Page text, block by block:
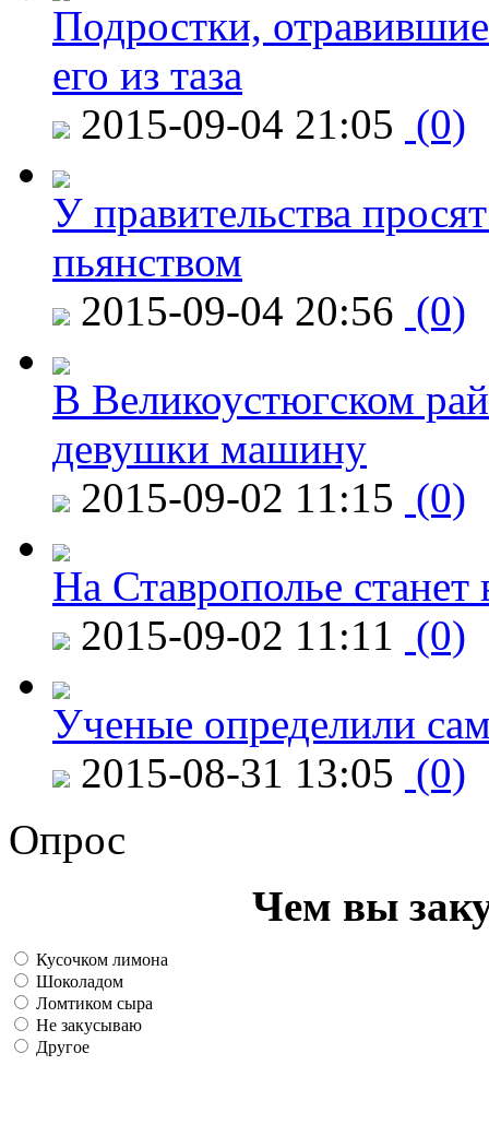
Подростки,
его из таза
2015-09-04 21:05 (0)
У правительства
пьянством
2015-09-04 20:56 (0)
В Великоустюгском
девушки машину
2015-09-02 11:15 (0)
На Ставрополье
2015-09-02 11:11 (0)
Ученые определили
2015-08-31 13:05 (0)
Опрос
Чем вы
Кусочком лимона
Шоколадом
Ломтиком сыра
Не закусываю
Другое